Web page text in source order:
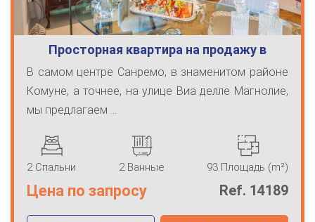
Просторная квартира на продажу в
Sanremo
В самом центре Санремо, в знаменитом районе
Комуне, а точнее, на улице Виа делле Магнолие,
мы предлагаем ...
2 Спальни 2 Ванные 93 Площадь (m²)
Цена по запросу Ref. 14189